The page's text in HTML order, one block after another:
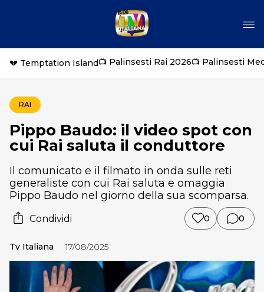
💔 Temptation Island📺 Palinsesti Rai 2026📺 Palinsesti
RAI
Pippo Baudo: il video spot con
cui Rai saluta il conduttore
Il comunicato e il filmato in onda sulle reti
generaliste con cui Rai saluta e omaggia
Pippo Baudo nel giorno della sua scomparsa.
Condividi 0 0
Tv Italiana 17/08/2025